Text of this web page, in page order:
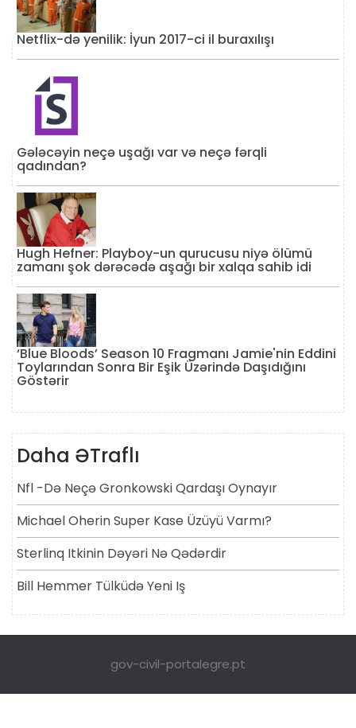
Netflix-də yenilik: İyun 2017-ci il buraxılışı
Gələcəyin neçə uşağı var və neçə fərqli
qadından?
Hugh Hefner: Playboy-un qurucusu niyə ölümü
zamanı şok dərəcədə aşağı bir xalqa sahib idi
‘Blue Bloods’ Season 10 Fragmanı Jamie'nin Eddini
Toylarından Sonra Bir Eşik Üzərində Daşıdığını
Göstərir
Daha ƏTraflı
Nfl -də Neçə Gronkowski Qardaşı Oynayır
Michael Oherin Super Kase Üzüyü Varmı?
Sterlinq Itkinin Dəyəri Nə Qədərdir
Bill Hemmer Tülküdə Yeni Iş
gov-civil-portalegre.pt